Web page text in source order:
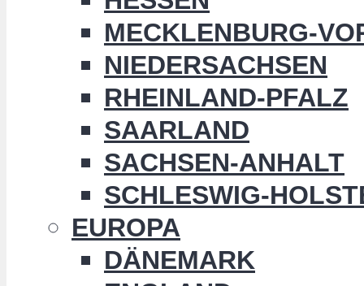
MECKLENBURG-
NIEDERSACHSEN
RHEINLAND-PFALZ
SAARLAND
SACHSEN-ANHALT
SCHLESWIG-
EUROPA
DÄNEMARK